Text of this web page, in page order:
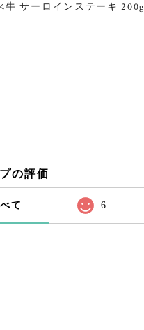
牛 サーロインステーキ 200g
の評価
て 6